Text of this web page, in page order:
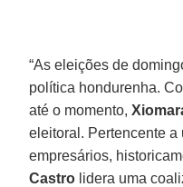
“As eleições de
política hondurenha.
até o momento,
eleitoral. Pertencente
empresários,
Castro lidera uma